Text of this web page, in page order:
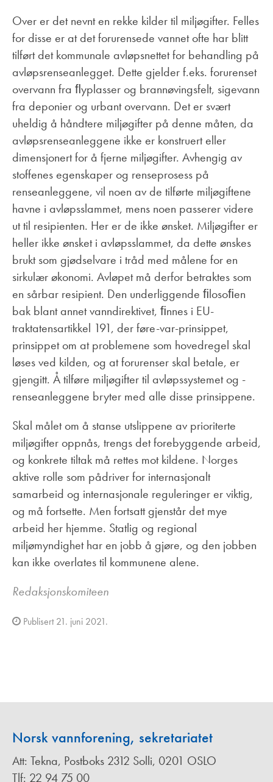
Over er det nevnt en rekke kilder til miljøgifter. Felles
for disse er at det forurensede vannet ofte har blitt
tilført det kommunale avløpsnettet for behandling på
avløpsrenseanlegget. Dette gjelder f.eks. forurenset
overvann fra ﬂyplasser og brannøvingsfelt, sigevann
fra deponier og urbant overvann. Det er svært
uheldig å håndtere miljøgifter på denne måten, da
avløpsrenseanleggene ikke er konstruert eller
dimensjonert for å fjerne miljøgifter. Avhengig av
stoffenes egenskaper og renseprosess på
renseanleggene, vil noen av de tilførte miljøgiftene
havne i avløpsslammet, mens noen passerer videre
ut til resipienten. Her er de ikke ønsket. Miljøgifter er
heller ikke ønsket i avløpsslammet, da dette ønskes
brukt som gjødselvare i tråd med målene for en
sirkulær økonomi. Avløpet må derfor betraktes som
en sårbar resipient. Den underliggende ﬁlosoﬁen
bak blant annet vanndirektivet, ﬁnnes i EU-
traktatensartikkel 191, der føre-var-prinsippet,
prinsippet om at problemene som hovedregel skal
løses ved kilden, og at forurenser skal betale, er
gjengitt. Å tilføre miljøgifter til avløpssystemet og -
renseanleggene bryter med alle disse prinsippene.
Skal målet om å stanse utslippene av prioriterte
miljøgifter oppnås, trengs det forebyggende arbeid,
og konkrete tiltak må rettes mot kildene. Norges
aktive rolle som pådriver for internasjonalt
samarbeid og internasjonale reguleringer er viktig,
og må fortsette. Men fortsatt gjenstår det mye
arbeid her hjemme. Statlig og regional
miljømyndighet har en jobb å gjøre, og den jobben
kan ikke overlates til kommunene alene.
Redaksjonskomiteen
Publisert 21. juni 2021.
Norsk vannforening, sekretariatet
Att: Tekna, Postboks 2312 Solli, 0201 OSLO
Tlf: 22 94 75 00